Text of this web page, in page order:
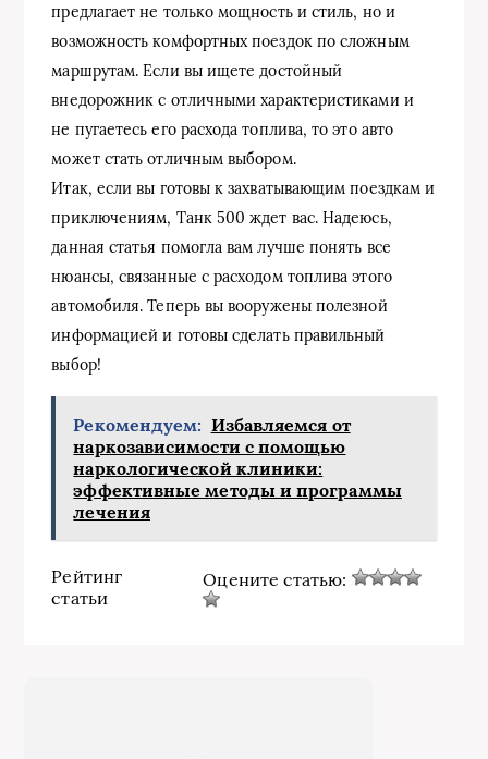
предлагает не только мощность и стиль, но и
возможность комфортных поездок по сложным
маршрутам. Если вы ищете достойный
внедорожник с отличными характеристиками и
не пугаетесь его расхода топлива, то это авто
может стать отличным выбором.
Итак, если вы готовы к захватывающим поездкам и
приключениям, Танк 500 ждет вас. Надеюсь,
данная статья помогла вам лучше понять все
нюансы, связанные с расходом топлива этого
автомобиля. Теперь вы вооружены полезной
информацией и готовы сделать правильный
выбор!
Рекомендуем: Избавляемся от
наркозависимости с помощью
наркологической клиники:
эффективные методы и программы
лечения
Рейтинг
статьи
Оцените статью: